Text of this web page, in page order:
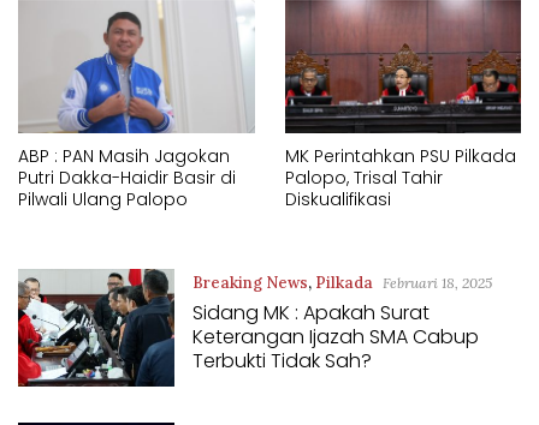
ABP : PAN Masih Jagokan
Putri Dakka-Haidir Basir di
Pilwali Ulang Palopo
MK Perintahkan PSU Pilkada
Palopo, Trisal Tahir
Diskualifikasi
Breaking News, Pilkada Februari 18, 2025
Sidang MK : Apakah Surat
Keterangan Ijazah SMA Cabup
Terbukti Tidak Sah?